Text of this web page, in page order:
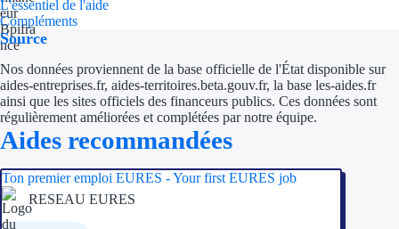
L'essentiel de l'aide
Compléments
Source
Nos données proviennent de la base officielle de l'État disponible sur
aides-entreprises.fr, aides-territoires.beta.gouv.fr, la base les-aides.fr
ainsi que les sites officiels des financeurs publics. Ces données sont
régulièrement améliorées et complétées par notre équipe.
Aides recommandées
Ton premier emploi EURES - Your first EURES job
RESEAU EURES